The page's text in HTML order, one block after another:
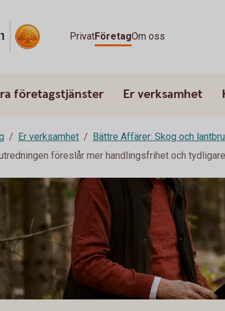
PrivatFöretagOm oss
företagstjänster Er verksamhet
Er verksamhet Bättre Affärer: Skog och
föreslår mer handlingsfrihet och